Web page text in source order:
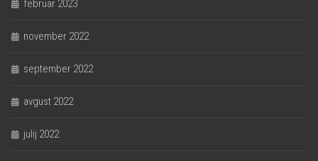
februar 2023
november 2022
september 2022
avgust 2022
julij 2022